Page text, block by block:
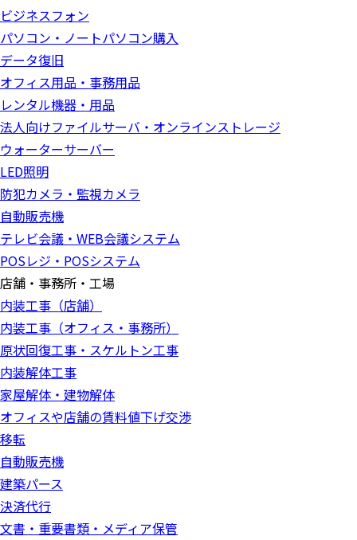
ビジネスフォン
パソコン・ノートパソコン購入
データ復旧
オフィス用品・事務用品
レンタル機器・用品
法人向けファイルサーバ・オンラインストレージ
ウォーターサーバー
LED照明
防犯カメラ・監視カメラ
自動販売機
テレビ会議・WEB会議システム
POSレジ・POSシステム
店舗・事務所・工場
内装工事（店舗）
内装工事（オフィス・事務所）
原状回復工事・スケルトン工事
内装解体工事
家屋解体・建物解体
オフィスや店舗の賃料値下げ交渉
移転
自動販売機
建築パース
決済代行
文書・重要書類・メディア保管